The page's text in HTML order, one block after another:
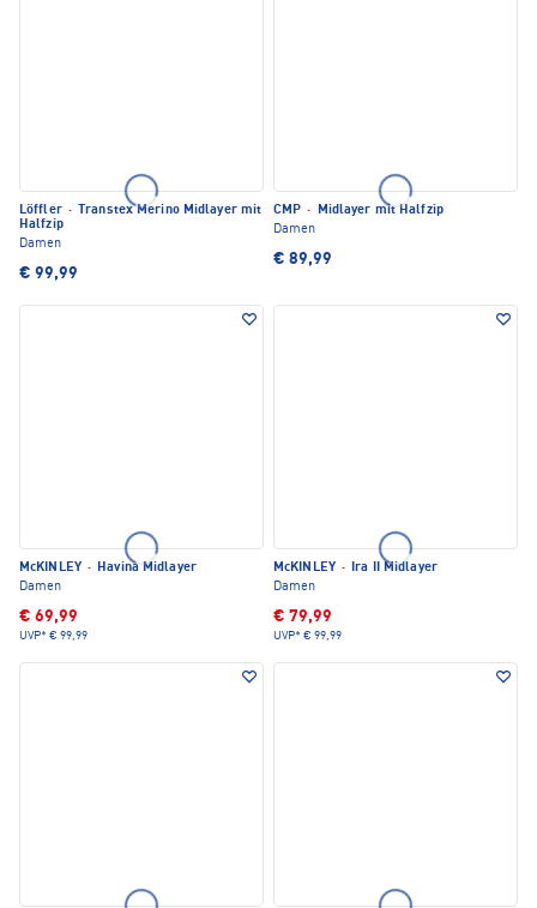
Löffler ·
Transtex Merino Midlayer mit
Halfzip
Damen
€ 99,99
CMP ·
Midlayer mit Halfzip
Damen
€ 89,99
McKINLEY · Havina Midlayer
Damen
€ 69,99
UVP* € 99,99
McKINLEY · Ira II Midlayer
Damen
€ 79,99
UVP* € 99,99